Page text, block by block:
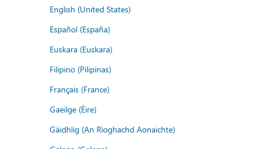
English (United States)
Español (España)
Euskara (Euskara)
Filipino (Pilipinas)
Français (France)
Gaeilge (Éire)
Gàidhlig (An Rìoghachd Aonaichte)